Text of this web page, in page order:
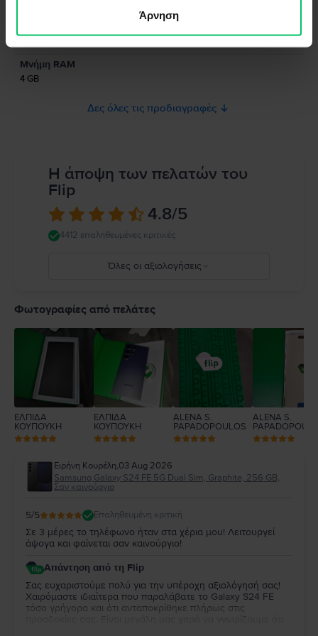
Άρνηση
Πληροφορίες σχετικά με τις προειδοποιήσεις ασφαλείας που αφορούν
το προϊόν.
Μνήμη RAM
4 GB
Δες όλες τις προδιαγραφές
Η άποψη των πελατών του
Flip
4.8/5
4412 επαληθευμένες κριτικές
Όλες οι αξιολογήσεις
4
Φωτογραφίες από πελάτες
ΕΛΠΙΔΑ
ΚΟΥΠΟΥΚΗ
ΕΛΠΙΔΑ
ΚΟΥΠΟΥΚΗ
ALENA S.
PAPADOPOULOS
ALENA S.
Ειρήνη Κουρέλη,03 Aug 2026
Samsung Galaxy S24 FE 5G Dual Sim, Graphite, 256 GB,
Σαν καινούργιο
5/5 Επαληθευμένη κριτική
Σε 3 μέρες το τηλέφωνο ήταν στα χέρια μου! Λειτουργεί
άψογα και φαίνεται σαν καινούργιο!
Απάντηση από τη Flip
Σας ευχαριστούμε πολύ για την υπέροχη αξιολόγησή σας!
Χαιρόμαστε ιδιαίτερα που παραλάβατε το Galaxy S24 FE
τόσο γρήγορα και ότι ανταποκρίθηκε πλήρως στις